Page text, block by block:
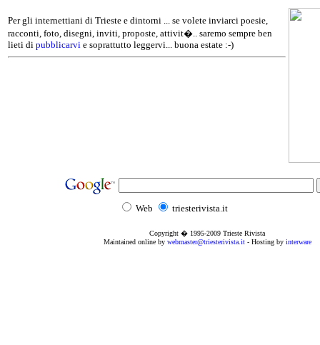
Per gli internettiani di Trieste e dintorni ... se volete inviarci poesie,
racconti, foto, disegni, inviti, proposte, attivit�.. saremo sempre ben
lieti di pubblicarvi e soprattutto leggervi... buona estate :-)
Web triesterivista.it
Copyright � 1995-2009 Trieste Rivista
Maintained online by webmaster@triesterivista.it- Hosting by interware